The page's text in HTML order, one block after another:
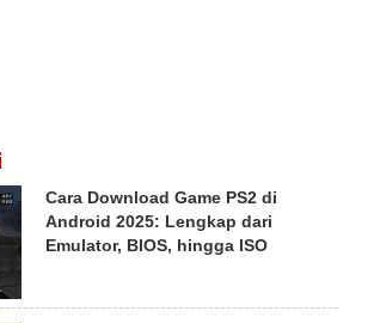
Cara Download Game PS2 di
Android 2025: Lengkap dari
Emulator, BIOS, hingga ISO